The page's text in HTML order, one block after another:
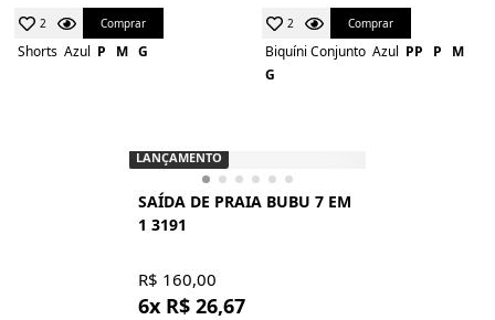
2 Comprar
Shorts Azul P M G
2 Comprar
Biquíni Conjunto Azul PP P
M
G
LANÇAMENTO
SAÍDA DE PRAIA BUBU 7 EM
1 3191
R$ 160,00
6x R$ 26,67